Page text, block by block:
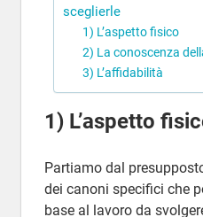
sceglierle
1) L’aspetto fisico
2) La conoscenza
3) L’affidabilità
1) L’aspetto
Partiamo dal
dei canoni specifici che
base al lavoro da